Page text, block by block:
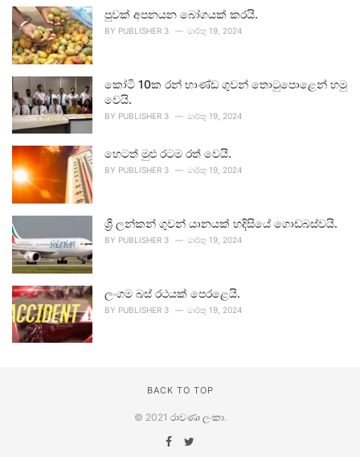
පුවක් අපනයන බෝගයක් කරයි.
BY PUBLISHER 3 මාර්තු 19, 2024
කෝටි 10ක රන් භාණ්ඩ ගුවන් තොටුපොළෙන් හමු
වෙයි.
BY PUBLISHER 3 මාර්තු 19, 2024
හෙටත් මුළු රටම රත් වෙයි.
BY PUBLISHER 3 මාර්තු 19, 2024
ශ්‍රී ලන්කන් ගුවන් යානයක් හදිසියේ ගොඩබස්වයි.
BY PUBLISHER 3 මාර්තු 19, 2024
ලංගම බස් රථයක් පෙරළෙයි.
BY PUBLISHER 3 මාර්තු 19, 2024
BACK TO TOP
© 2021 රාවණා ලංකා.